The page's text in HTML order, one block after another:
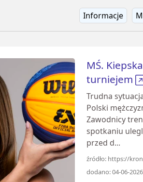
Informacje
MŚ.
turniejem
Trudna
Polski
Zawodnicy
spotkaniu
przed d...
źródło: https://
dodano: 04-06-